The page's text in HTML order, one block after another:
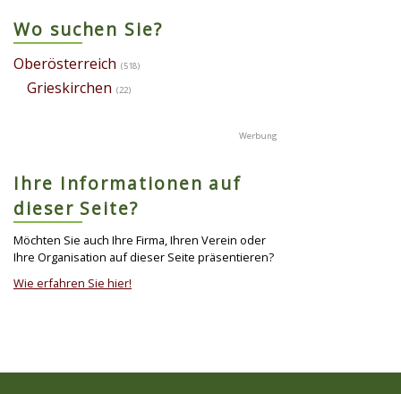
Wo suchen Sie?
Oberösterreich (518)
Grieskirchen (22)
Ihre Informationen auf
dieser Seite?
Möchten Sie auch Ihre Firma, Ihren Verein oder
Ihre Organisation auf dieser Seite präsentieren?
Wie erfahren Sie hier!